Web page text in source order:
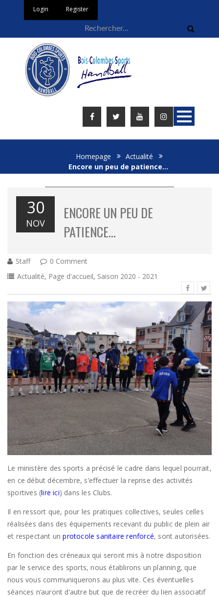
Login Register
Homepage
Actualité
Encore un peu de patience…
30
NOV
ENCORE UN PEU DE
PATIENCE…
Staff
0 Comment
Actualité, Page d'accueil, Saison 2020 - 2021
Le ministère des sports a précisé le cadre dans lequel pourrait,
en ce début décembre, s’effectuer la reprise des activités
sportives (lire ici) dans les Clubs.
Il en ressort que, pour les pratiques collectives, seules celles
réalisées dans des équipements recevant du public de plein air
et respectant unprotocole sanitaire renforcé, sont autorisées.
En fonction des créneaux qui seront mis à notre disposition
par le service des sports, nous établirons un planning, que
nous vous communiquerons au plus vite. Ces éventuelles
séances n’auront d’autre but que de recréer du lien associatif